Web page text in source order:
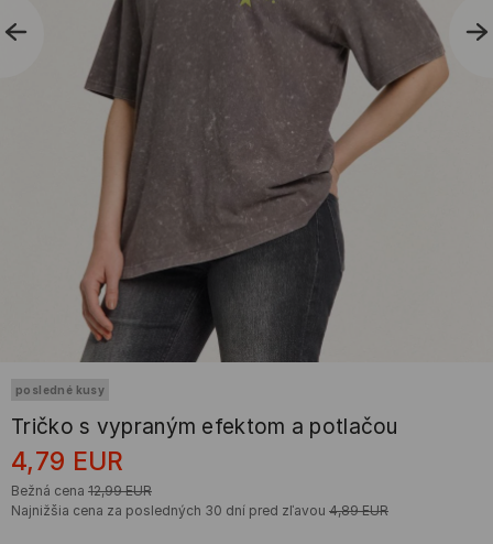
posledné kusy
Tričko s vypraným efektom a potlačou
4,79 EUR
Bežná cena 12,99 EUR
Najnižšia cena za posledných 30 dní pred zľavou 4,89 EUR